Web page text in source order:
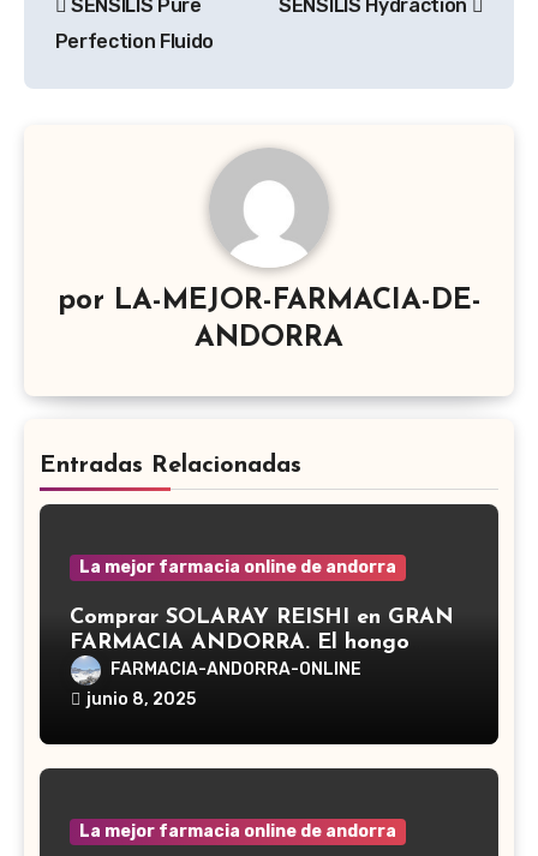
de
entradas
SENSILIS Pure
Perfection Fluido
SENSILIS Hydraction
por LA-MEJOR-FARMACIA-DE-
ANDORRA
Entradas Relacionadas
La mejor farmacia online de andorra
Comprar SOLARAY REISHI en GRAN
FARMACIA ANDORRA. El hongo
Reishi, cuyo nombre científico es
Ganoderma lucidum, es un hongo
en la medicina tradicional asiática
FARMACIA-ANDORRA-ONLINE
junio 8, 2025
La mejor farmacia online de andorra